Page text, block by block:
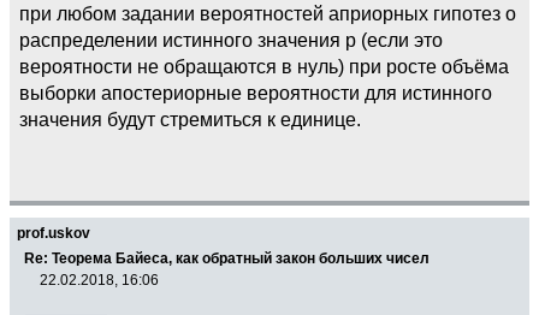
при любом задании вероятностей априорных гипотез о
распределении истинного значения p (если это
вероятности не обращаются в нуль) при росте объёма
выборки апостериорные вероятности для истинного
значения будут стремиться к единице.
prof.uskov
Re: Теорема Байеса, как обратный закон больших чисел
22.02.2018, 16:06